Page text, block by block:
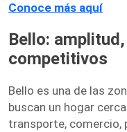
Conoce más aquí
Bello:
competitivos
Bello es una de las
buscan un hogar
transporte, comercio,